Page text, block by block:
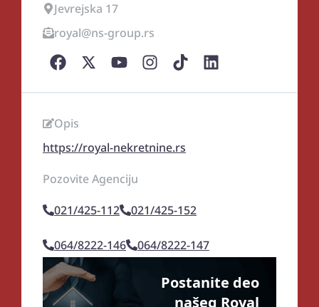
Jevrejska 17
royal@ns-group.rs
Opis
https://royal-nekretnine.rs
Pozovite Agenciju
021/425-112
021/425-152
064/8222-146 064/8222-147
Postanite deo
našeg Royal